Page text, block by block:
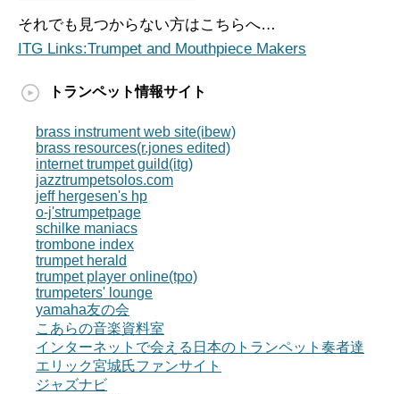
それでも見つからない方はこちらへ…
ITG Links:Trumpet and Mouthpiece Makers
トランペット情報サイト
brass instrument web site(ibew)
brass resources(r.jones edited)
internet trumpet guild(itg)
jazztrumpetsolos.com
jeff hergesen's hp
o-j'strumpetpage
schilke maniacs
trombone index
trumpet herald
trumpet player online(tpo)
trumpeters' lounge
yamaha友の会
こあらの音楽資料室
インターネットで会える日本のトランペット奏者達
エリック宮城氏ファンサイト
ジャズナビ